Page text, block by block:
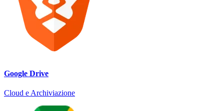
Google Drive
Cloud e Archiviazione